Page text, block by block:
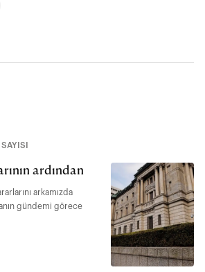
ardından
arkamızda
gündemi görece